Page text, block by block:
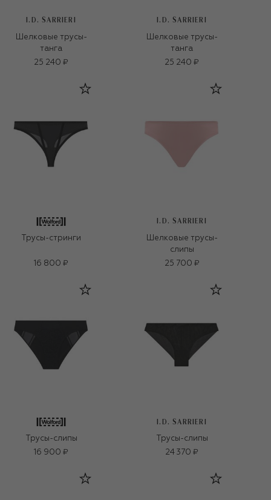
I.D. SARRIERI
Шелковые трусы-
танга
25 240 ₽
I.D. SARRIERI
Шелковые трусы-
танга
25 240 ₽
Трусы-стринги
16 800 ₽
I.D. SARRIERI
Шелковые трусы-
слипы
25 700 ₽
Трусы-слипы
16 900 ₽
I.D. SARRIERI
Трусы-слипы
24 370 ₽